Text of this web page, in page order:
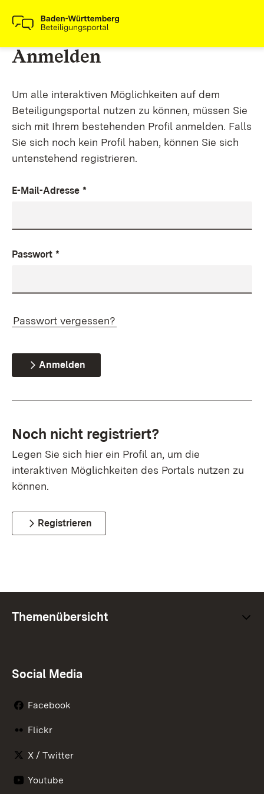
Anmelden
Um alle interaktiven Möglichkeiten auf dem
Beteiligungsportal nutzen zu können, müssen Sie
sich mit Ihrem bestehenden Profil anmelden. Falls
Sie sich noch kein Profil haben, können Sie sich
untenstehend registrieren.
E-Mail-Adresse *
Passwort *
Passwort vergessen?
Anmelden
Noch nicht registriert?
Legen Sie sich hier ein Profil an, um die
interaktiven Möglichkeiten des Portals nutzen zu
können.
Registrieren
Themenübersicht
Social Media
Facebook
Flickr
X / Twitter
Youtube